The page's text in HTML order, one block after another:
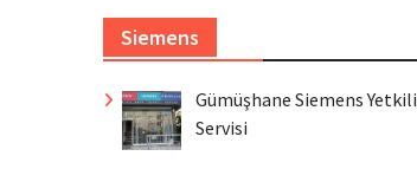
Siemens
Gümüşhane Siemens Yetkili
Servisi